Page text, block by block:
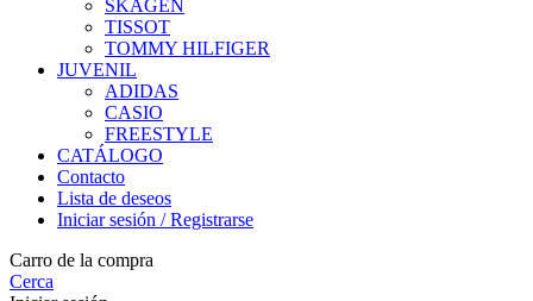
SKAGEN
TISSOT
TOMMY HILFIGER
JUVENIL
ADIDAS
CASIO
FREESTYLE
CATÁLOGO
Contacto
Lista de deseos
Iniciar sesión / Registrarse
Carro de la compra
Cerca